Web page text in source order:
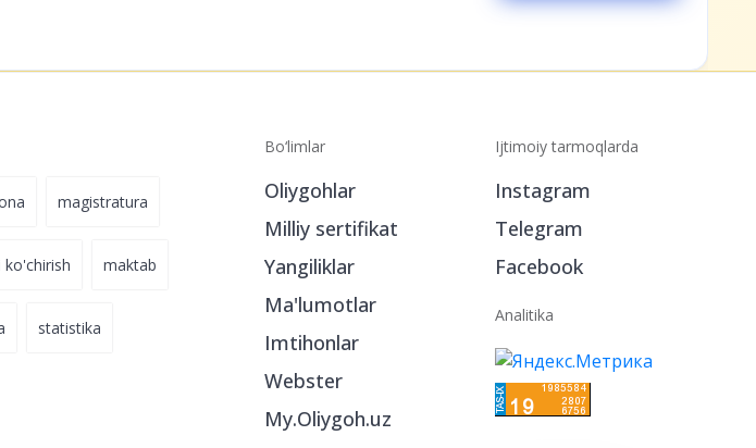
magistratura
ko'chirish maktab
statistika
Bo‘limlar
Oliygohlar
Milliy sertifikat
Yangiliklar
Ma'lumotlar
Imtihonlar
Webster
My.Oliygoh.uz
Ijtimoiy tarmoqlarda
Instagram
Telegram
Facebook
Analitika